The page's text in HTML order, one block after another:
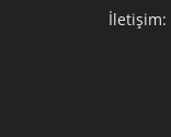
İletişim: